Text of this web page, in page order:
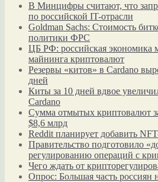
В Минцифры считают, что
по российской IT-отрасли
Goldman Sachs: Стоимость
политики ФРС
ЦБ РФ: российская экономика
майнинга криптовалют
Резервы «китов» в Cardano
дней
Киты за 10 дней вдвое
Cardano
Сумма отмытых криптовалют
$8,6 млрд
Reddit планирует добавить
Правительство подготовило
регулированию операций с
Чего ждать от
Опрос: Большая часть россиян